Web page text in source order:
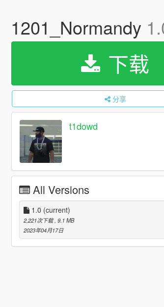
1201_Normandy
下载
分享
t1dowd
All Versions
1.0 (current)
2,221次下载 , 9.1 MB
2023年04月17日